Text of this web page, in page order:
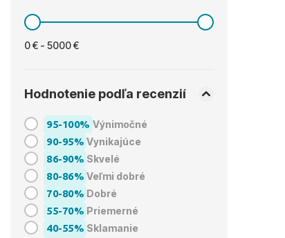
0 € - 5000 €
Hodnotenie podľa recenzií
95-100% Výnimočné
90-95% Vynikajúce
86-90% Skvelé
80-86% Veľmi dobré
70-80% Dobré
55-70% Priemerné
40-55% Sklamanie